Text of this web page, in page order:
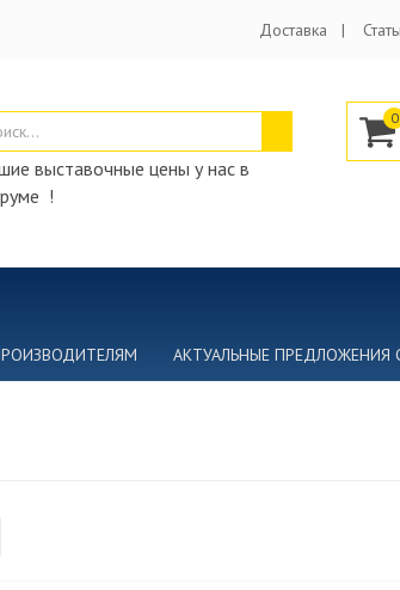
Доставка
выставочные цены у нас в
!
0
АКТУАЛЬНЫЕ ПРЕДЛОЖЕНИЯ